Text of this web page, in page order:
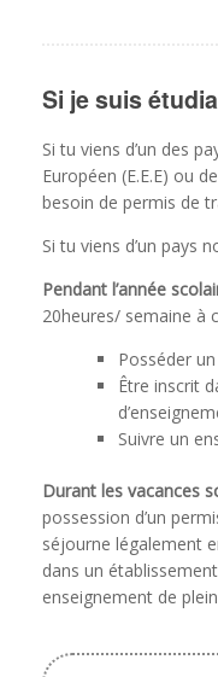
Si je suis
Si tu viens d’un des
Européen (E.E.E) ou
besoin de permis de
Si tu viens d’un pays
Pendant l’année
20heures/ semaine à
Posséder
Être inscrit
Suivre un
Durant les vacances
possession d’un
séjourne légalement
dans un
enseignement de